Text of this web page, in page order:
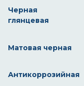
Черная
глянцевая
Матовая черная
Антикоррозийная